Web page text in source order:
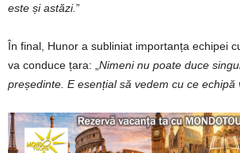
este și astăzi.”
În final, Hunor a subliniat importanța echipei
va conduce țara: „ Nimeni nu poate duce
președinte. E esențial să vedem cu ce echipă